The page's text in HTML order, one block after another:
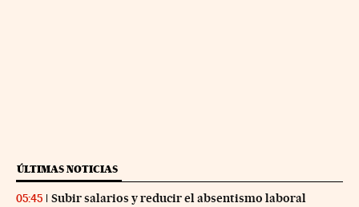
ÚLTIMAS NOTICIAS
05:45 Subir salarios y reducir el absentismo laboral